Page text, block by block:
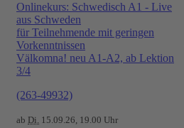
Onlinekurs: Schwedisch A1 - Live
aus Schweden
für Teilnehmende mit geringen
Vorkenntnissen
Välkomna! neu A1-A2, ab Lektion
3/4
(263-49932)
ab Di. 15.09.26, 19.00 Uhr